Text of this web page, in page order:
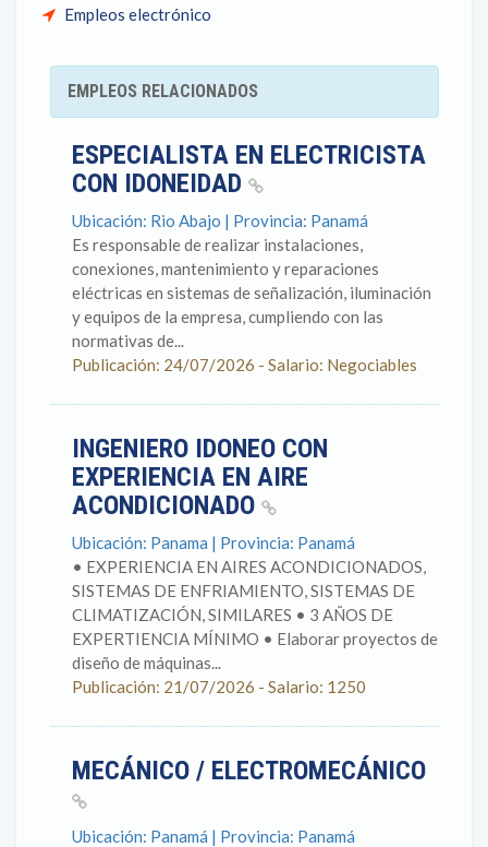
Empleos electrónico
EMPLEOS RELACIONADOS
ESPECIALISTA EN ELECTRICISTA
CON IDONEIDAD
Ubicación: Rio Abajo | Provincia: Panamá
Es responsable de realizar instalaciones,
conexiones, mantenimiento y reparaciones
eléctricas en sistemas de señalización, iluminación
y equipos de la empresa, cumpliendo con las
normativas de...
Publicación: 24/07/2026 - Salario: Negociables
INGENIERO IDONEO CON
EXPERIENCIA EN AIRE
ACONDICIONADO
Ubicación: Panama | Provincia: Panamá
• EXPERIENCIA EN AIRES ACONDICIONADOS,
SISTEMAS DE ENFRIAMIENTO, SISTEMAS DE
CLIMATIZACIÓN, SIMILARES • 3 AÑOS DE
EXPERTIENCIA MÍNIMO • Elaborar proyectos de
diseño de máquinas...
Publicación: 21/07/2026 - Salario: 1250
MECÁNICO / ELECTROMECÁNICO
Ubicación: Panamá | Provincia: Panamá